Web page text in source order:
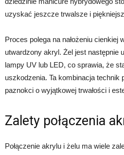
uzyskać jeszcze trwalsze i
Proces polega na nałożeniu cienkiej
utwardzony akryl. Żel jest następnie
lampy UV lub LED, co sprawia, że
uszkodzenia. Ta kombinacja technik
paznokci o wyjątkowej trwałości i
Zalety połączenia
Połączenie akrylu i żelu ma wiele